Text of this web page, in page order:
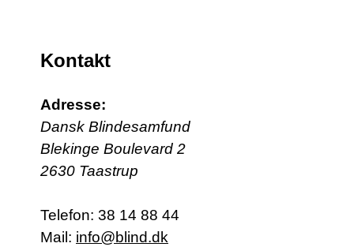
Kontakt
Adresse:
Dansk Blindesamfund
Blekinge Boulevard 2
2630 Taastrup
Telefon: 38 14 88 44
Mail: info@blind.dk